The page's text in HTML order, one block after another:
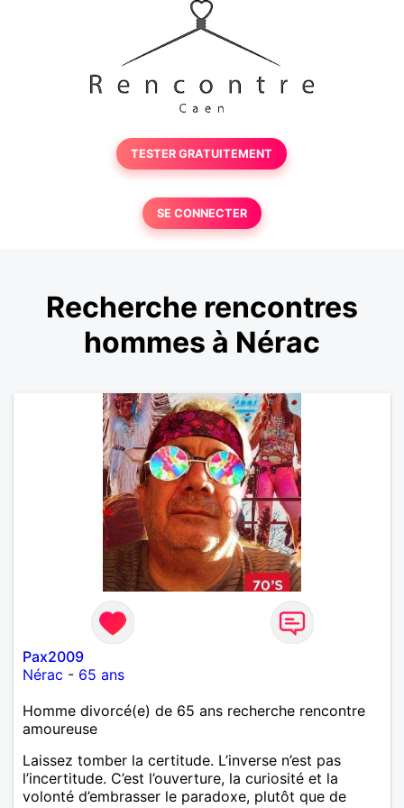
TESTER GRATUITEMENT
SE CONNECTER
Recherche rencontres
hommes à Nérac
Pax2009
Nérac - 65 ans
Homme divorcé(e) de 65 ans recherche rencontre
amoureuse
Laissez tomber la certitude. L’inverse n’est pas
l’incertitude. C’est l’ouverture, la curiosité et la
volonté d’embrasser le paradoxe, plutôt que de